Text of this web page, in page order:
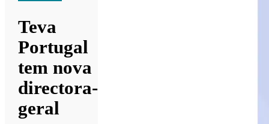
Teva
Portugal
tem nova
directora-
geral